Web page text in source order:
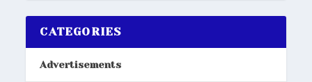
CATEGORIES
Advertisements